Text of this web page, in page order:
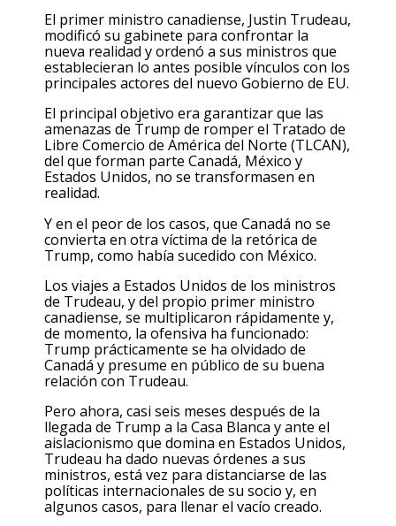
El primer ministro canadiense, Justin Trudeau,
modificó su gabinete para confrontar la
nueva realidad y ordenó a sus ministros que
establecieran lo antes posible vínculos con los
principales actores del nuevo Gobierno de EU.
El principal objetivo era garantizar que las
amenazas de Trump de romper el Tratado de
Libre Comercio de América del Norte (TLCAN),
del que forman parte Canadá, México y
Estados Unidos, no se transformasen en
realidad.
Y en el peor de los casos, que Canadá no se
convierta en otra víctima de la retórica de
Trump, como había sucedido con México.
Los viajes a Estados Unidos de los ministros
de Trudeau, y del propio primer ministro
canadiense, se multiplicaron rápidamente y,
de momento, la ofensiva ha funcionado:
Trump prácticamente se ha olvidado de
Canadá y presume en público de su buena
relación con Trudeau.
Pero ahora, casi seis meses después de la
llegada de Trump a la Casa Blanca y ante el
aislacionismo que domina en Estados Unidos,
Trudeau ha dado nuevas órdenes a sus
ministros, está vez para distanciarse de las
políticas internacionales de su socio y, en
algunos casos, para llenar el vacío creado.